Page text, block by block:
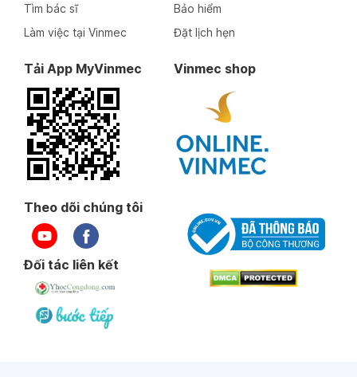
Tìm bác sĩ
Làm việc tại Vinmec
Bảo hiểm
Đặt lịch hẹn
Tải App MyVinmec Vinmec shop
Theo dõi chúng tôi
Đối tác liên kết